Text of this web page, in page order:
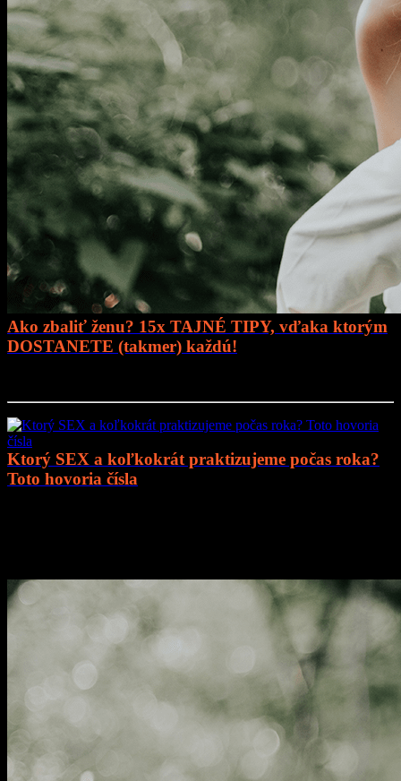
Ako zbaliť ženu? 15x TAJNÉ TIPY, vďaka ktorým
DOSTANETE (takmer) každú!
Ktorý SEX a koľkokrát praktizujeme počas roka?
Toto hovoria čísla